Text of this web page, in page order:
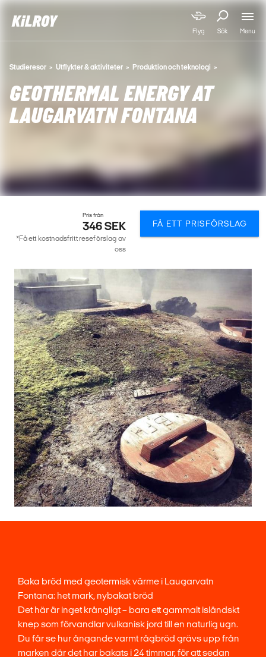
Flyg Sök Menu
Studieresor Utflykter & aktiviteter Produktion och teknologi
GEOTHERMAL ENERGY AT
LAUGARVATN FONTANA
Baka bröd med geotermisk värme i Laugarvatn
Fontana: het mark, nybakat bröd
Det här är inget krångligt – bara ett gammalt isländskt
knep som förvandlar vulkanisk jord till en naturlig ugn.
Du får se hur ångande varmt rågbröd grävs upp från
marken där det har bakats i 24 timmar, för att sedan
Pris från
346 SEK
*Få ett kostnadsfritt reseförslag av
oss
FÅ ETT PRISFÖRSLAG